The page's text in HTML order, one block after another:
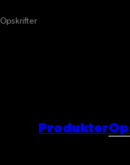
Opskrifter
Produkter